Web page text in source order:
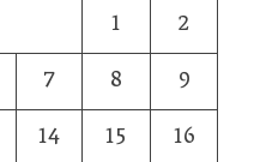
1
2
7 8
9
14 15
16